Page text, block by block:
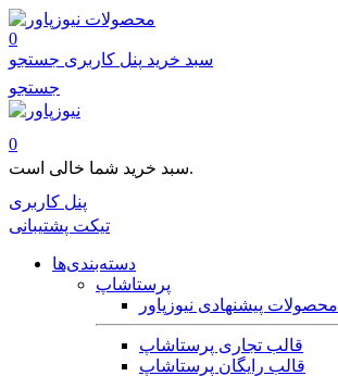
محصولات
0
سبد خرید پنل کاربری جستجو
جستجو
0
سبد خرید شما خالی است.
پنل کاربری
تیکت پشتیبانی
دسته‌بندی‌ها
پرستاشاپ
محصولات پیشنهادی نیوزپاور
قالب تجاری پرستاشاپ
قالب رایگان پرستاشاپ